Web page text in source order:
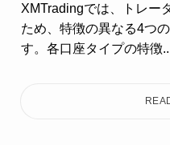
XMTradingでは、トレー
ため、特徴の異なる4つ
す。各口座タイプの特徴